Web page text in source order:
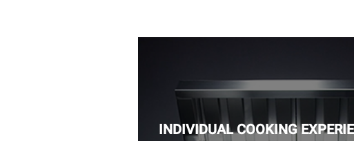
INDIVIDUAL COOKING